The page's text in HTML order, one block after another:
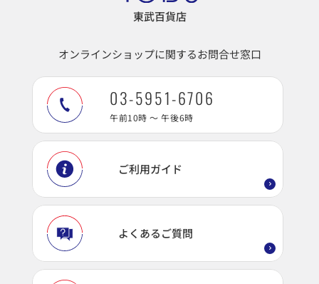
東武百貨店
オンラインショップに関するお問合せ窓口
03-5951-6706
午前10時 ～ 午後6時
ご利用ガイド
よくあるご質問